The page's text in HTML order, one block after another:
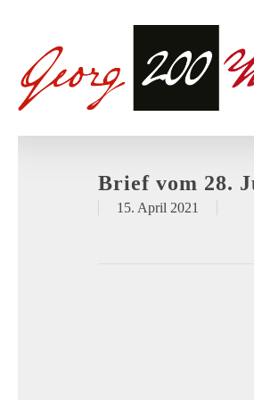
Brief vom 28.
15. April 2021